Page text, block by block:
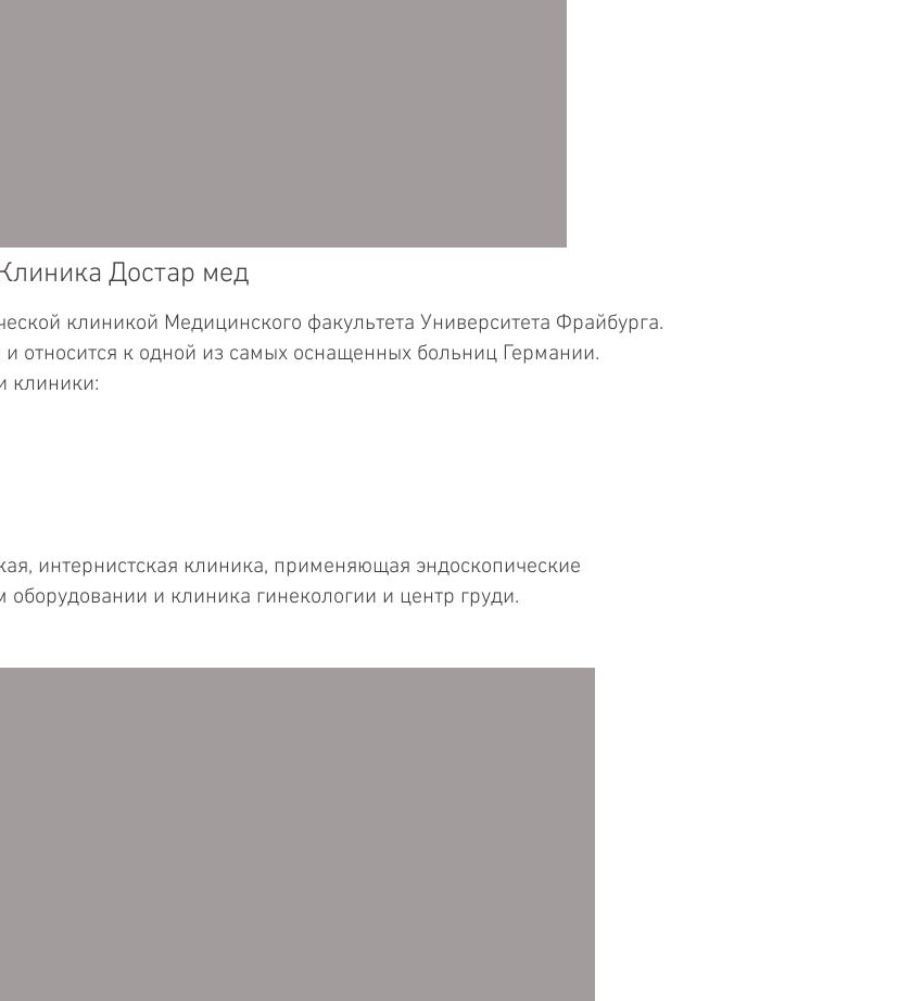
Достар мед
клиникой Медицинского факультета Университета Фрайбурга.
относится к одной из самых оснащенных больниц Германии.
клиники:
интернистская клиника, применяющая эндоскопические
и клиника гинекологии и центр груди.